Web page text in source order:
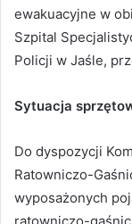
ewakuacyjne w
Szpital
Policji w Jaśle,
Sytuacja
Do dyspozycji
Ratowniczo-
wyposażonych
ratowniczo-